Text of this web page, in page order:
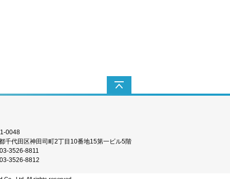
ワイヤレストリガー TR-Q6II（S）
0048
千代田区神田司町2丁目10番地15第一ビル5階
3526-8811
3526-8812